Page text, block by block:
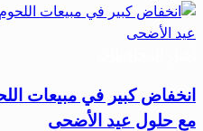
انخفاض كبير في مبيعات
مع حلول عيد الأضحى